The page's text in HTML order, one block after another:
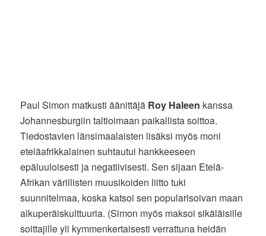
Paul Simon matkusti äänittäjä Roy Haleen kanssa
Johannesburgiin taltioimaan paikallista soittoa.
Tiedostavien länsimaalaisten lisäksi myös moni
eteläafrikkalainen suhtautui hankkeeseen
epäluuloisesti ja negatiivisesti. Sen sijaan Etelä-
Afrikan värillisten muusikoiden liitto tuki
suunnitelmaa, koska katsoi sen popularisoivan maan
alkuperäiskulttuuria. (Simon myös maksoi sikäläisille
soittajille yli kymmenkertaisesti verrattuna heidän